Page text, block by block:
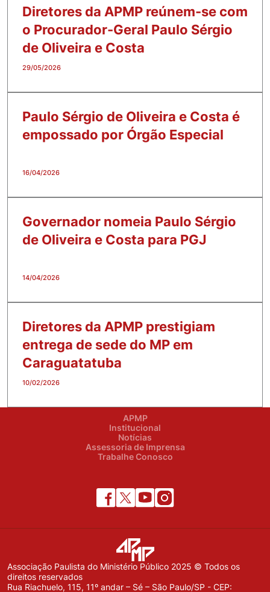
Diretores da APMP reúnem-se com
o Procurador-Geral Paulo Sérgio
de Oliveira e Costa
29/05/2026
Paulo Sérgio de Oliveira e Costa é
empossado por Órgão Especial
16/04/2026
Governador nomeia Paulo Sérgio
de Oliveira e Costa para PGJ
14/04/2026
Diretores da APMP prestigiam
entrega de sede do MP em
Caraguatatuba
10/02/2026
APMP
Institucional
Notícias
Assessoria de Imprensa
Trabalhe Conosco
Associação Paulista do Ministério Público 2025 © Todos os
direitos reservados
Rua Riachuelo, 115, 11º andar – Sé – São Paulo/SP - CEP: